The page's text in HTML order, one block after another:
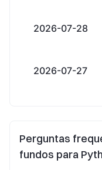
2026-07-28
2026-07-27
Perguntas
fundos para